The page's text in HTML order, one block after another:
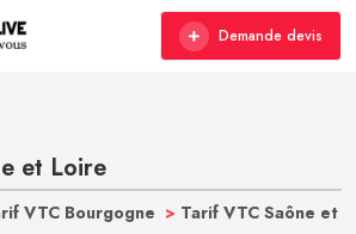
Demande devis
et Loire
VTC Bourgogne > Tarif VTC Saône et